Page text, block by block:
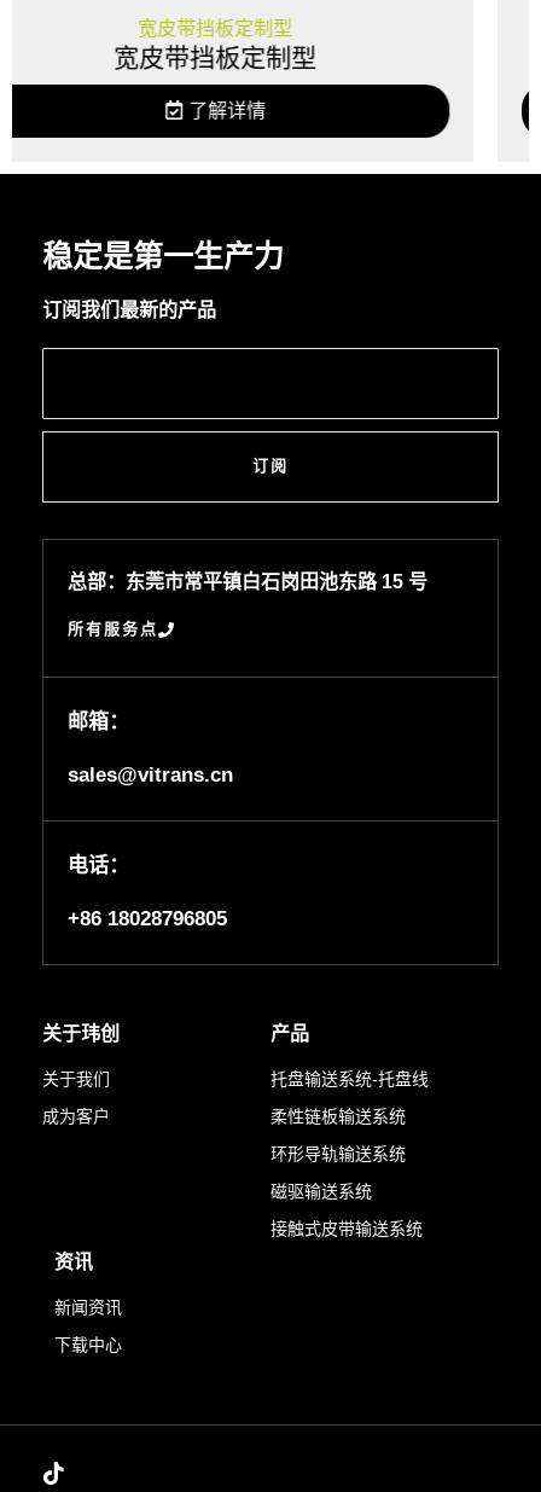
了解
稳定是第一生产力
订阅我们最新的产品
订阅
总部：东莞市常平镇白石岗田池东路 15 号
所有服务点
邮箱：
sales@vitrans.cn
电话：
+86 18028796805
关于玮创
关于我们
成为客户
产品
托盘输送系统-托盘线
柔性链板输送系统
环形导轨输送系统
磁驱输送系统
接触式皮带输送系统
资讯
新闻资讯
下载中心